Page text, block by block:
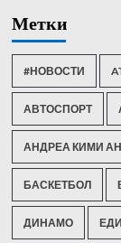
Метки
#НОВОСТИ
АВТОСПОРТ
АНДРЕА КИМИ
БАСКЕТБОЛ
ДИНАМО